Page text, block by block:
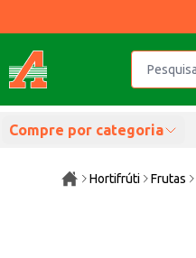
Compre por categoria
Hortifrúti Frutas